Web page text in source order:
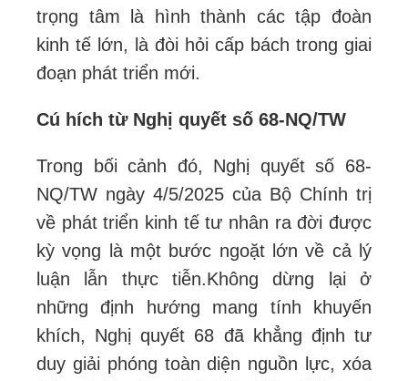
trọng tâm là hình thành các tập đoàn
kinh tế lớn, là đòi hỏi cấp bách trong giai
đoạn phát triển mới.
Cú hích từ Nghị quyết số 68-NQ/TW
Trong bối cảnh đó, Nghị quyết số 68-
NQ/TW ngày 4/5/2025 của Bộ Chính trị
về phát triển kinh tế tư nhân ra đời được
kỳ vọng là một bước ngoặt lớn về cả lý
luận lẫn thực tiễn.Không dừng lại ở
những định hướng mang tính khuyến
khích, Nghị quyết 68 đã khẳng định tư
duy giải phóng toàn diện nguồn lực, xóa